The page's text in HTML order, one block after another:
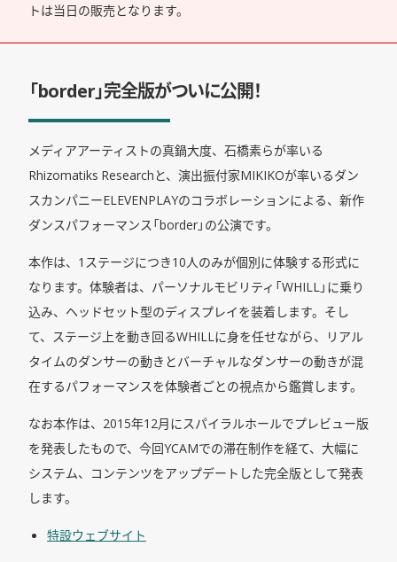
トは当日の販売となります。
「border」完全版がついに公開！
メディアアーティストの真鍋大度、石橋素らが率いる
Rhizomatiks Researchと、演出振付家MIKIKOが率いるダン
スカンパニーELEVENPLAYのコラボレーションによる、新作
ダンスパフォーマンス「border」の公演です。
本作は、1ステージにつき10人のみが個別に体験する形式に
なります。体験者は、パーソナルモビリティ「WHILL」に乗り
込み、ヘッドセット型のディスプレイを装着します。そし
て、ステージ上を動き回るWHILLに身を任せながら、リアル
タイムのダンサーの動きとバーチャルなダンサーの動きが混
在するパフォーマンスを体験者ごとの視点から鑑賞します。
なお本作は、2015年12月にスパイラルホールでプレビュー版
を発表したもので、今回YCAMでの滞在制作を経て、大幅に
システム、コンテンツをアップデートした完全版として発表
します。
特設ウェブサイト